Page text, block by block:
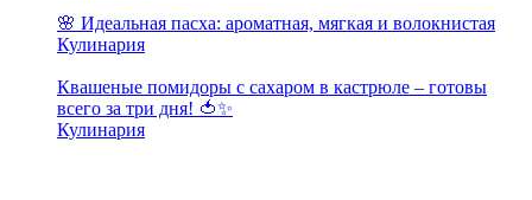
🌸 Идеальная пасха: ароматная, мягкая и волокнистая
Кулинария
Квашеные помидоры с сахаром в кастрюле – готовы
всего за три дня! 🍅✨
Кулинария